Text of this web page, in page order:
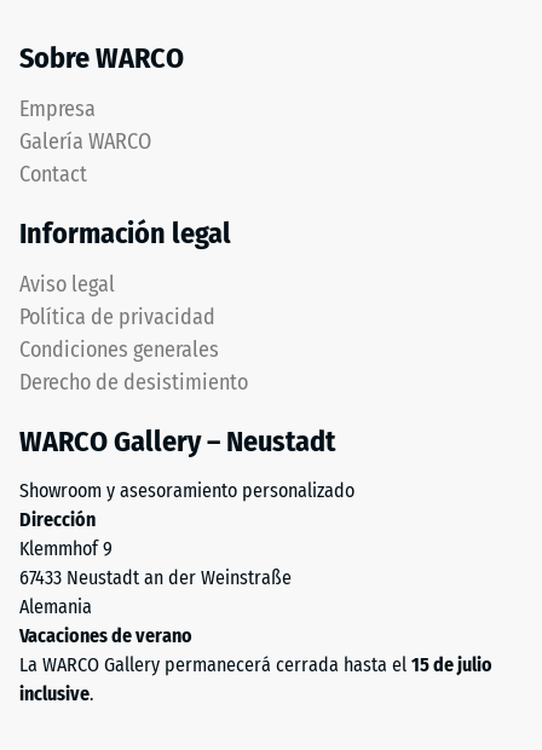
Sobre WARCO
Empresa
Galería WARCO
Contact
Información legal
Aviso legal
Política de privacidad
Condiciones generales
Derecho de desistimiento
WARCO Gallery – Neustadt
Showroom y asesoramiento personalizado
Dirección
Klemmhof 9
67433 Neustadt an der Weinstraße
Alemania
Vacaciones de verano
La WARCO Gallery permanecerá cerrada hasta el 15 de julio
inclusive.